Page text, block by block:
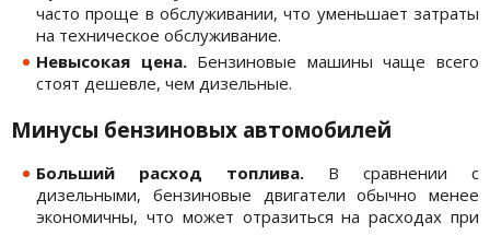
часто проще в обслуживании, что уменьшает затраты
на техническое обслуживание.
Невысокая цена.Бензиновые машины чаще всего
стоят дешевле, чем дизельные.
Минусы бензиновых автомобилей
Больший расход топлива. В сравнении с
дизельными, бензиновые двигатели обычно менее
экономичны, что может отразиться на расходах при